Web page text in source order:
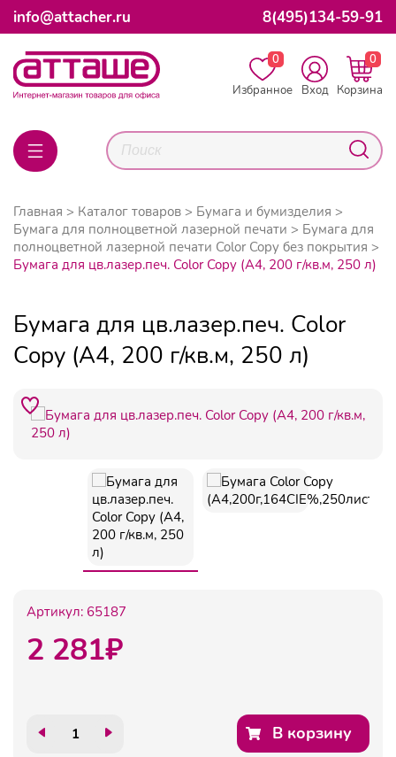
info@attacher.ru 8(495)134-59-91
0
Избранное
Вход
0
Корзина
Главная Каталог товаров
Бумага и бумизделия
Бумага для полноцветной лазерной печати
Бумага для
полноцветной лазерной печати Color Copy без покрытия
Бумага для цв.лазер.печ. Color Copy (А4, 200 г/кв.м, 250 л)
Бумага для цв.лазер.печ. Color
Copy (А4, 200 г/кв.м, 250 л)
Артикул: 65187
2 281₽
В корзину